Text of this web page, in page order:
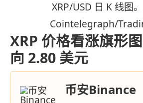
XRP/USD 日 K 线图。
Cointelegraph/
XRP 价格看涨旗形
向 2.80 美元
币安Binance